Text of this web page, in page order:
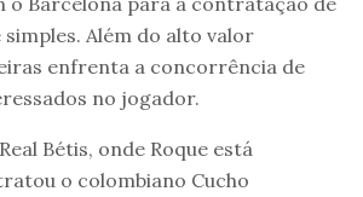
Além do alto valor
enfrenta a concorrência de
no jogador.
Bétis, onde Roque está
o colombiano Cucho